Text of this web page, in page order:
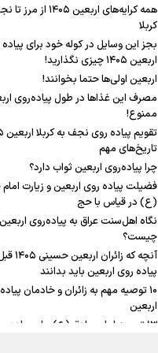
نگاه تمدنی رهبر
فضای مجازی
اندیشه رهبر شهید: از
به زوجیت
اینفو برنا/ میزان مالیات بر ارزش
افزوده چقدر است؟
اینفوبرنا/ سقف معافیت مالیاتی
حقوق کارکنان دولت و
در بودجه ۱۴۰۵ چقدر است؟
همه کرایه‌های اربعین ۱۴۰۵ از
کربلا
بجز این وسایل در کوله خود برای
اربعین ۱۴۰۵ چیزی نگذارید!
اربعین اولی‌ها حتما بخوانند!
مصرف این غذاها در طول پیاده‌روی
ممنوع!
تاریخ‌های مهم
چرا پیاده‌روی اربعین ثواب دارد؟
فضیلت پیاده روی اربعین و زیارت
(ع) در قیاس با حج
نگاه اهل‌سنت عراق به پیاده‌روی اربعین
چیست؟
آنچه که
پیاده روی اربعین باید بدانند
۱۰ توصیه مهم به زائران و خادمان
اربعین
۱۳ توصیه امام صادق (ع) برای پیاده‌روی